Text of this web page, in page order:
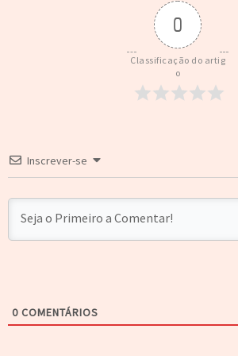
0
Classificação do artig
o
Inscrever-se
0 COMENTÁRIOS